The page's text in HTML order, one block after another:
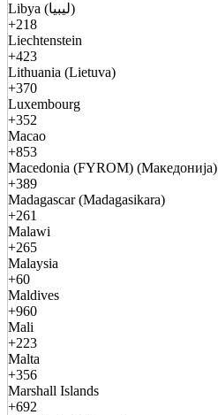
Libya (ليبيا)
+218
Liechtenstein
+423
Lithuania (Lietuva)
+370
Luxembourg
+352
Macao
+853
Macedonia (FYROM) (Македонија)
+389
Madagascar (Madagasikara)
+261
Malawi
+265
Malaysia
+60
Maldives
+960
Mali
+223
Malta
+356
Marshall Islands
+692